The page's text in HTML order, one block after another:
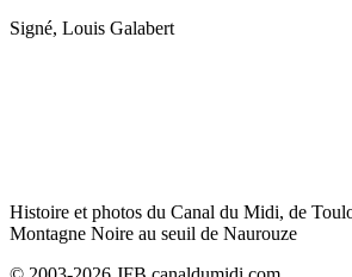
Signé, Louis Galabert
Histoire et photos du Canal du Midi, de
Montagne Noire au seuil de Naurouze